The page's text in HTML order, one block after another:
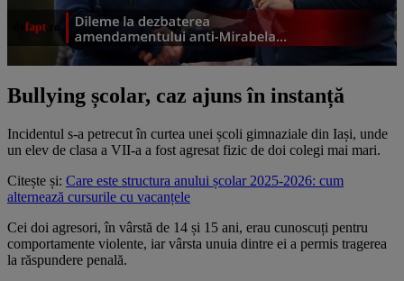
Bullying școlar, caz ajuns în instanță
Incidentul s-a petrecut în curtea unei școli gimnaziale din Iași, unde
un elev de clasa a VII-a a fost agresat fizic de doi colegi mai mari.
Citește și: Care este structura anului școlar 2025-2026: cum
alternează cursurile cu vacanțele
Cei doi agresori, în vârstă de 14 și 15 ani, erau cunoscuți pentru
comportamente violente, iar vârsta unuia dintre ei a permis tragerea
la răspundere penală.